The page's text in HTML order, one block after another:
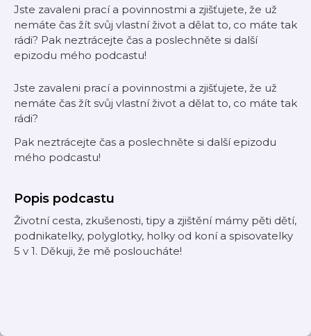
Jste zavaleni prací a povinnostmi a zjišťujete, že už
nemáte čas žít svůj vlastní život a dělat to, co máte tak
rádi? Pak neztrácejte čas a poslechněte si další
epizodu mého podcastu!
Jste zavaleni prací a povinnostmi a zjišťujete, že už
nemáte čas žít svůj vlastní život a dělat to, co máte tak
rádi?
Pak neztrácejte čas a poslechněte si další epizodu
mého podcastu!
Popis podcastu
Životní cesta, zkušenosti, tipy a zjištění mámy pěti dětí,
podnikatelky, polyglotky, holky od koní a spisovatelky
5 v 1. Děkuji, že mě posloucháte!